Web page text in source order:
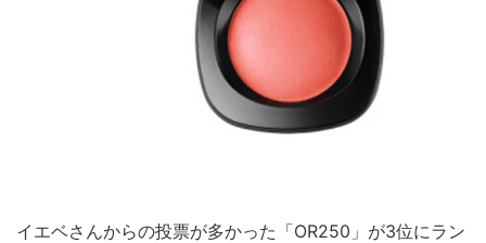
イエベさんからの投票が多かった「OR250」が3位にラン